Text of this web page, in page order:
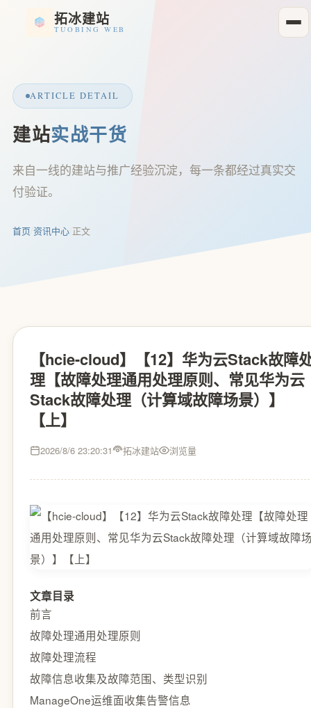
拓冰建站
TUOBING WEB
ARTICLE DETAIL
建站实战干货
来自一线的建站与推广经验沉淀，每一条都经过真实交
付验证。
首页/资讯中心/正文
【hcie-cloud】【12】华为云Stack故障
理【故障处理通用处理原则、常见华为云
Stack故障处理（计算域故障场景）】
【上】
2026/8/6 23:20:31 拓冰建站 浏览量
文章目录
前言
故障处理通用处理原则
故障处理流程
故障信息收集及故障范围、类型识别
ManageOne运维面收集告警信息